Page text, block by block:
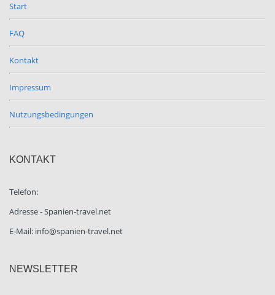
Start
FAQ
Kontakt
Impressum
Nutzungsbedingungen
KONTAKT
Telefon:
Adresse - Spanien-travel.net
E-Mail: info@spanien-travel.net
NEWSLETTER